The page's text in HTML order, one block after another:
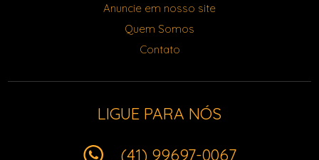
Anuncie em nosso site
Quem Somos
Contato
LIGUE PARA NÓS
(41) 99697-0067